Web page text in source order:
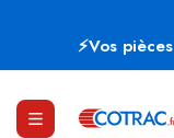
⚡Vos